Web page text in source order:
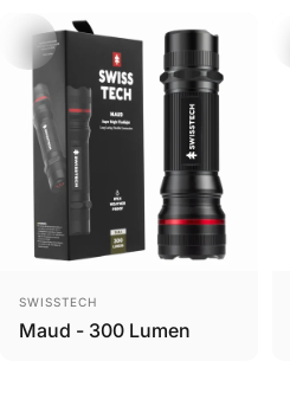
Brand
SWISSTECH
Maud - 300 Lumen